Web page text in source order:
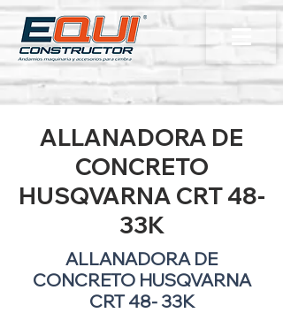
ALLANADORA DE
CONCRETO
HUSQVARNA CRT 48-
33K
ALLANADORA DE
CONCRETO HUSQVARNA
CRT 48- 33K